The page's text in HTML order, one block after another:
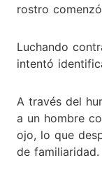
rostro
Luchando
intentó
A través del
a un hombre
ojo, lo que
de familiaridad.